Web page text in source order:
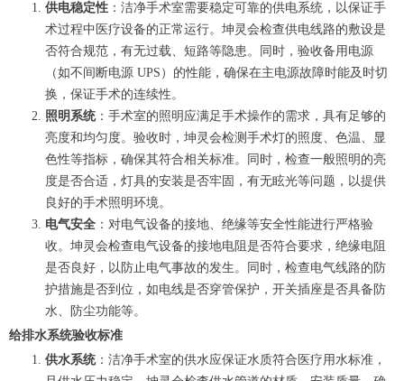
供电稳定性 ：洁净手术室需要稳定可靠的供电系统，以保证手
术过程中医疗设备的正常运行。坤灵会检查供电线路的敷设是
否符合规范，有无过载、短路等隐患。同时，验收备用电源
（如不间断电源 UPS）的性能，确保在主电源故障时能及时切
换，保证手术的连续性。
照明系统：手术室的照明应满足手术操作的需求，具有足够的
亮度和均匀度。验收时，坤灵会检测手术灯的照度、色温、显
色性等指标，确保其符合相关标准。同时，检查一般照明的亮
度是否合适，灯具的安装是否牢固，有无眩光等问题，以提供
良好的手术照明环境。
电气安全 ：对电气设备的接地、绝缘等安全性能进行严格验
收。坤灵会检查电气设备的接地电阻是否符合要求，绝缘电阻
是否良好，以防止电气事故的发生。同时，检查电气线路的防
护措施是否到位，如电线是否穿管保护，开关插座是否具备防
水、防尘功能等。
给排水系统验收标准
供水系统：洁净手术室的供水应保证水质符合医疗用水标准，